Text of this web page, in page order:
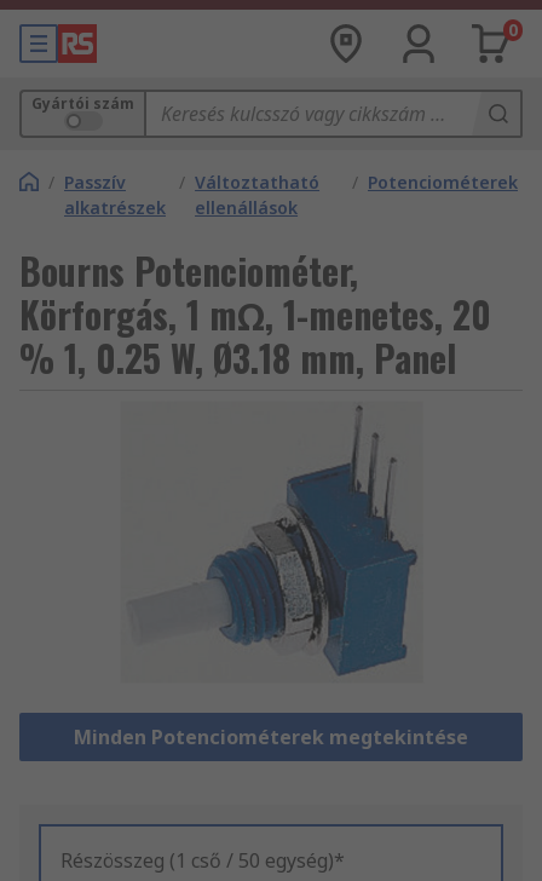
0
Gyártói szám
/ Passzív
alkatrészek
/ Változtatható
ellenállások
/ Potenciométerek
Bourns Potenciométer,
Körforgás, 1 mΩ, 1-menetes, 20
% 1, 0.25 W, Ø3.18 mm, Panel
Minden Potenciométerek megtekintése
Részösszeg (1 cső / 50 egység)*